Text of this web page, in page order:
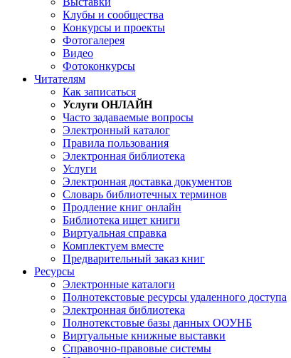
Клубы и сообщества
Конкурсы и проекты
Фотогалерея
Видео
Фотоконкурсы
Читателям
Как записаться
Услуги ОНЛАЙН
Часто задаваемые вопросы
Электронный каталог
Правила пользования
Электронная библиотека
Услуги
Электронная доставка документов
Словарь библиотечных терминов
Продление книг онлайн
Библиотека ищет книги
Виртуальная справка
Комплектуем вместе
Предварительный заказ книг
Ресурсы
Электронные каталоги
Полнотекстовые ресурсы удаленного доступа
Электронная библиотека
Полнотекстовые базы данных ООУНБ
Виртуальные книжные выставки
Справочно-правовые системы